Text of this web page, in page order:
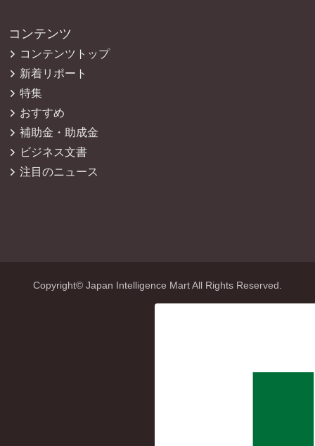
コンテンツ
コンテンツトップ
新着リポート
特集
おすすめ
補助金・助成金
ビジネス文書
注目のニュース
Copyright© Japan Intelligence Mart All Rights Reserved.